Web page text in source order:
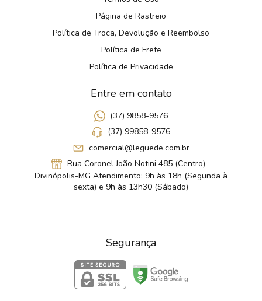
Página de Rastreio
Política de Troca, Devolução e Reembolso
Política de Frete
Política de Privacidade
Entre em contato
(37) 9858-9576
(37) 99858-9576
comercial@leguede.com.br
Rua Coronel João Notini 485 (Centro) -
Divinópolis-MG Atendimento: 9h às 18h (Segunda à
sexta) e 9h às 13h30 (Sábado)
Segurança